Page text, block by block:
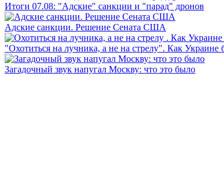
Итоги 07.08: "Адские" санкции и "парад" дронов
Адские санкции. Решение Сената США
"Охотиться на лучника, а не на стрелу". Как Украине
Загадочный звук напугал Москву: что это было